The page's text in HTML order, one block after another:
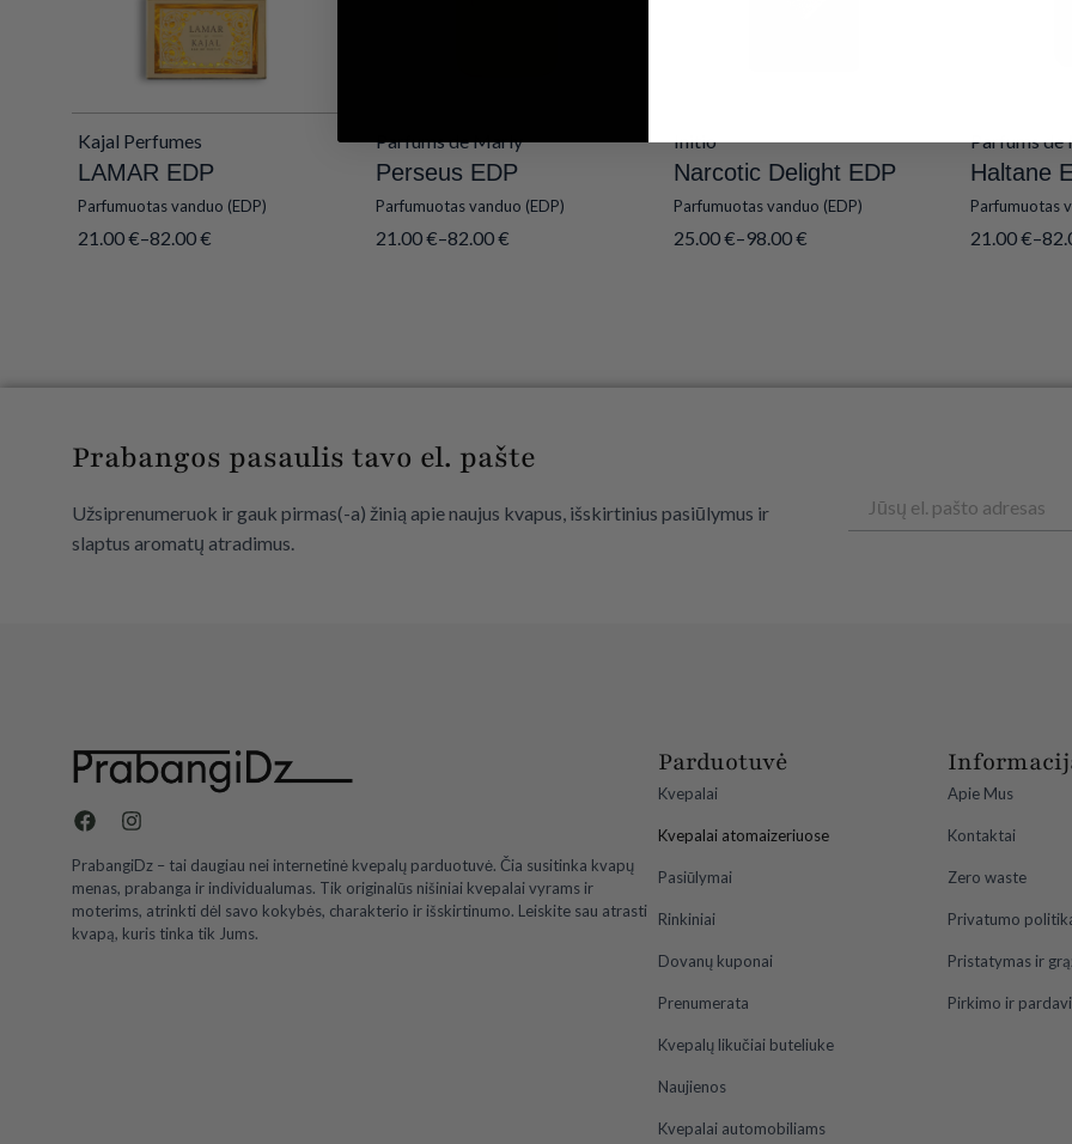
Kajal Perfumes
LAMAR EDP
Parfumuotas vanduo (EDP)
21.00€–82.00€
Parfums de Marly
Perseus EDP
Parfumuotas vanduo (EDP)
21.00€–82.00€
Initio
Narcotic Delight EDP
Parfumuotas vanduo (EDP)
25.00€–98.00€
Parfums de
Haltane
Parfumuotas
21.00€–
Prabangos pasaulis tavo el. pašte
Užsiprenumeruok ir gauk pirmas(-a) žinią apie naujus kvapus, išskirtinius pasiūlymus ir
slaptus aromatų atradimus.
PrabangiDz – tai daugiau nei internetinė kvepalų parduotuvė. Čia susitinka kvapų
menas, prabanga ir individualumas. Tik originalūs nišiniai kvepalai vyrams ir
moterims, atrinkti dėl savo kokybės, charakterio ir išskirtinumo. Leiskite sau atrasti
kvapą, kuris tinka tik Jums.
Parduotuvė
Kvepalai
Kvepalai atomaizeriuose
Pasiūlymai
Rinkiniai
Dovanų kuponai
Prenumerata
Kvepalų likučiai buteliuke
Naujienos
Kvepalai automobiliams
Apie Mus
Kontaktai
Zero waste
Privatumo
Pristatymas ir
Pirkimo ir